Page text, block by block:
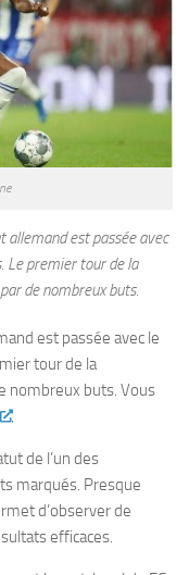
allemand est passée avec
Le premier tour de la
de nombreux buts.
est passée avec le
tour de la
nombreux buts. Vous
.
de l’un des
marqués. Presque
d’observer de
efficaces.